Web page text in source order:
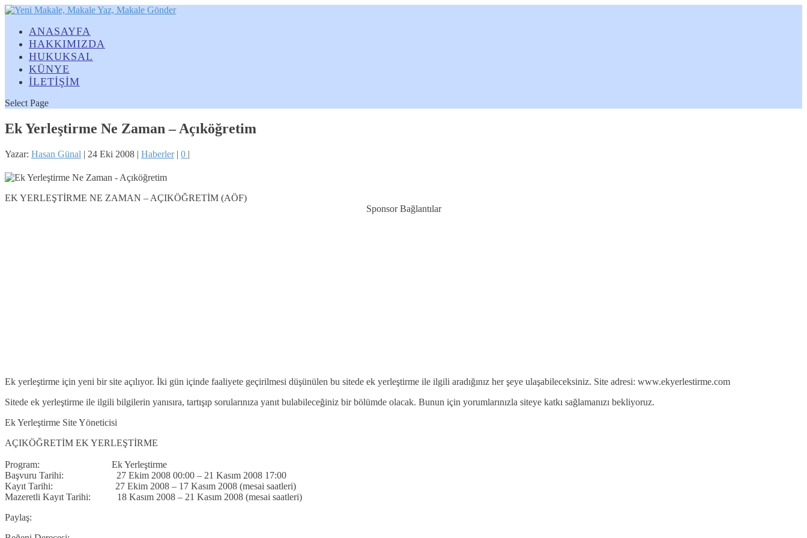
ANASAYFA
HAKKIMIZDA
HUKUKSAL
KÜNYE
İLETİŞİM
Select Page
Ek Yerleştirme Ne Zaman – Açıköğretim
Yazar: Hasan Günal | 24 Eki 2008 | Haberler| 0 |
EK YERLEŞTİRME NE ZAMAN – AÇIKÖĞRETİM (AÖF)
Sponsor Bağlantılar
Ek yerleştirme için yeni bir site açılıyor. İki gün içinde faaliyete geçirilmesi düşünülen bu sitede ek yerleştirme ile ilgili aradığınız her şeye ulaşabileceksiniz. Site adresi: www.ekyerlestirme.com
Sitede ek yerleştirme ile ilgili bilgilerin yanısıra, tartışıp sorularınıza yanıt bulabileceğiniz bir bölümde olacak. Bunun için yorumlarınızla siteye katkı sağlamanızı bekliyoruz.
Ek Yerleştirme Site Yöneticisi
AÇIKÖĞRETİM EK YERLEŞTİRME
Program: Ek Yerleştirme
Başvuru Tarihi: 27 Ekim 2008 00:00 – 21 Kasım 2008 17:00
Kayıt Tarihi: 27 Ekim 2008 – 17 Kasım 2008 (mesai saatleri)
Mazeretli Kayıt Tarihi: 18 Kasım 2008 – 21 Kasım 2008 (mesai saatleri)
Paylaş: